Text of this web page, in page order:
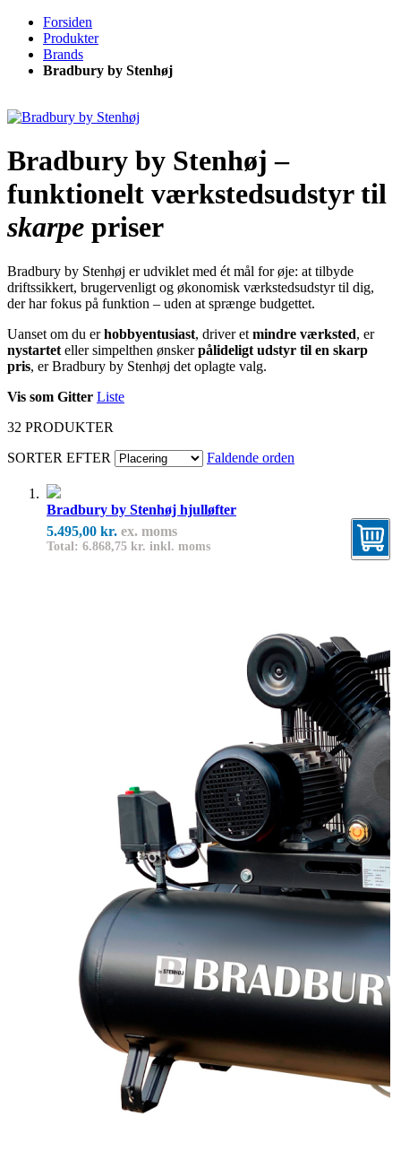
Forsiden
Produkter
Brands
Bradbury by Stenhøj
Bradbury by Stenhøj –
funktionelt værkstedsudstyr til
skarpe priser
Bradbury by Stenhøj er udviklet med ét mål for øje: at tilbyde
driftssikkert, brugervenligt og økonomisk værkstedsudstyr til dig,
der har fokus på funktion – uden at sprænge budgettet.
Uanset om du erhobbyentusiast, driver et mindre værksted, er
nystartet eller simpelthen ønskerpålideligt udstyr til en skarp
pris, er Bradbury by Stenhøj det oplagte valg.
Vis som Gitter Liste
32 PRODUKTER
SORTER EFTER
Faldende orden
Bradbury by Stenhøj hjulløfter
5.495,00 kr. ex. moms
Total: 6.868,75 kr. inkl. moms